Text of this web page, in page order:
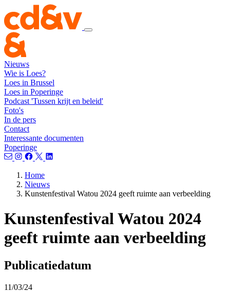
Nieuws
Wie is Loes?
Loes in Brussel
Loes in Poperinge
Podcast 'Tussen krijt en beleid'
Foto's
In de pers
Contact
Interessante documenten
Poperinge
Home
Nieuws
Kunstenfestival Watou 2024 geeft ruimte aan verbeelding
Kunstenfestival Watou 2024
geeft ruimte aan verbeelding
Publicatiedatum
11/03/24